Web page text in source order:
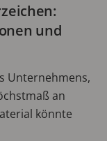
und
Unternehmens,
an
könnte